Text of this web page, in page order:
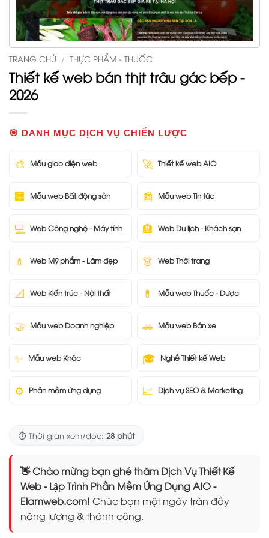
TRANG CHỦ / THỰC PHẨM - THUỐC
Thiết kế web bán thịt trâu gác bếp -
2026
🎯 DANH MỤC DỊCH VỤ CHIẾN LƯỢC
🎨 Mẫu giao diện web 🚀 Thiết kế web AIO
🏢 Mẫu web Bất động sản 📰 Mẫu web Tin tức
💻 Web Công nghệ - Máy tính 🏨 Web Du lịch - Khách sạn
💄 Web Mỹ phẩm - Làm đẹp 👗 Web Thời trang
📐 Web Kiến trúc - Nội thất 💊 Mẫu web Thuốc - Dược
🤝 Mẫu web Doanh nghiệp 🚗 Mẫu web Bán xe
✨ Mẫu web Khác 🎓 Nghề Thiết kế Web
⚙️ Phần mềm ứng dụng 📈 Dịch vụ SEO & Marketing
⏱️ Thời gian xem/đọc: 28 phút
👋 Chào mừng bạn ghé thăm Dịch Vụ Thiết Kế
Web - Lập Trình Phần Mềm Ứng Dụng AIO -
Elamweb.com! Chúc bạn một ngày tràn đầy
năng lượng & thành công.